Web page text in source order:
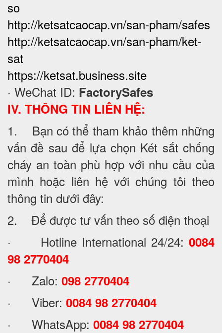
so
http://ketsatcaocap.vn/san-pham/safes
http://ketsatcaocap.vn/san-pham/ket-
sat
https://ketsat.business.site
· WeChat ID: FactorySafes
IV. THÔNG TIN LIÊN HỆ:
1. Bạn có thể tham khảo thêm những
vấn đề sau để lựa chọn Két sắt chống
cháy an toàn phù hợp với nhu cầu của
mình hoặc liên hệ với chúng tôi theo
thông tin dưới đây:
2. Để được tư vấn theo số điện thoại
· Hotline International 24/24: 0084
98 2770404
· Zalo: 098 2770404
· Viber: 0084 98 2770404
· WhatsApp: 0084 98 2770404